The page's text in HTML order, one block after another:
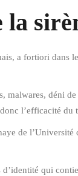
a fortiori dans
malwares, déni
l’efficacité
de
qui